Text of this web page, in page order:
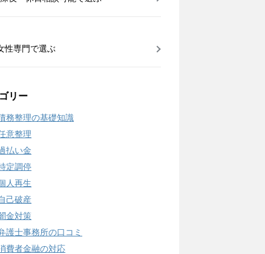
性専門で選ぶ
リー
務整理の基礎知識
意整理
払い金
定調停
人再生
己破産
金対策
護士事務所の口コミ
費者金融の対応